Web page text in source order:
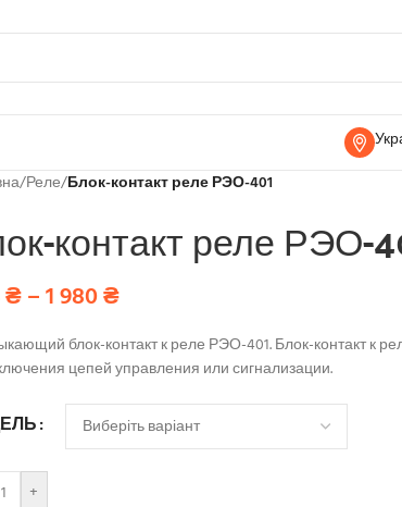
/Реле/Блок-контакт реле РЭО-401
контакт реле РЭО-
₴–1 980₴
блок-контакт к реле РЭО-401. Блок-контакт к
цепей управления или сигнализации.
+